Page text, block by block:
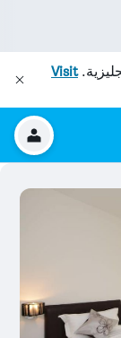
Visit